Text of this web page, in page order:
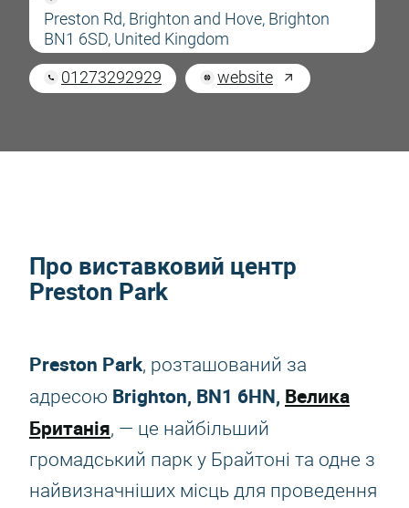
Preston Rd, Brighton and Hove, Brighton
BN1 6SD, United Kingdom
01273292929
website
Про виставковий центр
Preston Park
Preston Park, розташований за
адресою Brighton, BN1 6HN, Велика
Британія, — це найбільший
громадський парк у Брайтоні та одне з
найвизначніших місць для проведення